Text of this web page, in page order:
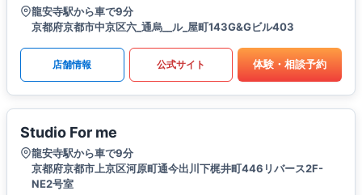
龍安寺駅から車で9分
京都府京都市中京区六_通烏__ル_屋町143G&Gビル403
店舗情報 公式サイト 体験・相談予約
Studio For me
龍安寺駅から車で9分
京都府京都市上京区河原町通今出川下梶井町446リバース2F-
NE2号室